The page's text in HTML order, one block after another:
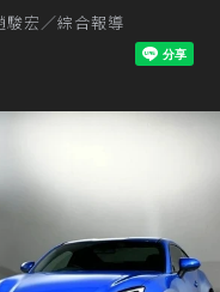
駿宏／綜合報導